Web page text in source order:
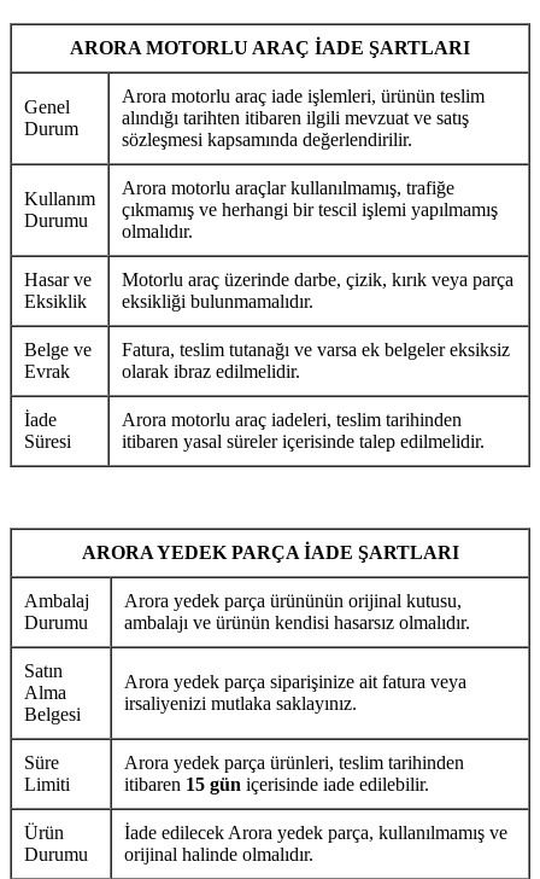
ARORA MOTORLU ARAÇ İADE ŞARTLARI
Genel
Durum
Arora motorlu araç iade işlemleri, ürünün teslim
alındığı tarihten itibaren ilgili mevzuat ve satış
sözleşmesi kapsamında değerlendirilir.
Kullanım
Durumu
Arora motorlu araçlar kullanılmamış, trafiğe
çıkmamış ve herhangi bir tescil işlemi yapılmamış
olmalıdır.
Hasar ve
Eksiklik
Motorlu araç üzerinde darbe, çizik, kırık veya parça
eksikliği bulunmamalıdır.
Belge ve
Evrak
Fatura, teslim tutanağı ve varsa ek belgeler eksiksiz
olarak ibraz edilmelidir.
İade
Süresi
Arora motorlu araç iadeleri, teslim tarihinden
itibaren yasal süreler içerisinde talep edilmelidir.
ARORA YEDEK PARÇA İADE ŞARTLARI
Ambalaj
Durumu
Arora yedek parça ürününün orijinal kutusu,
ambalajı ve ürünün kendisi hasarsız olmalıdır.
Satın
Alma
Belgesi
Arora yedek parça siparişinize ait fatura veya
irsaliyenizi mutlaka saklayınız.
Süre
Limiti
Arora yedek parça ürünleri, teslim tarihinden
itibaren 15 gün içerisinde iade edilebilir.
Ürün
Durumu
İade edilecek Arora yedek parça, kullanılmamış ve
orijinal halinde olmalıdır.